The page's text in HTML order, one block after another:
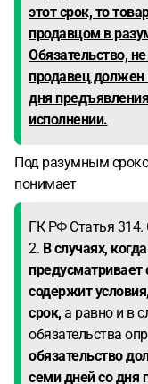
этот срок, то
продавцом в
Обязательство,
продавец должен
дня
исполнении.
Под разумным
понимает
ГК РФ Статья 314.
2. В случаях,
предусматривает
содержит
срок, а равно и в
обязательства
обязательство
семи дней со дня